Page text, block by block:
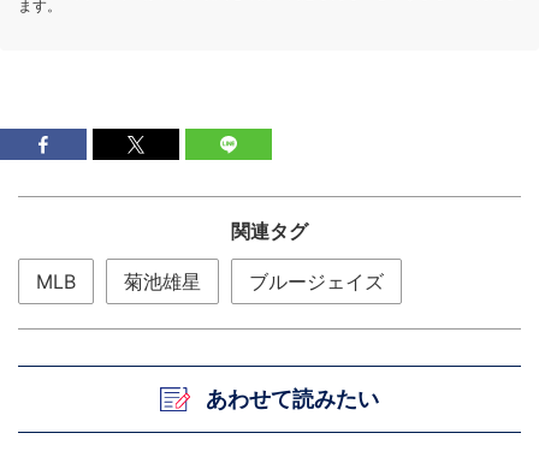
関連タグ
MLB 菊池雄星 ブルージェイズ
あわせて読みたい